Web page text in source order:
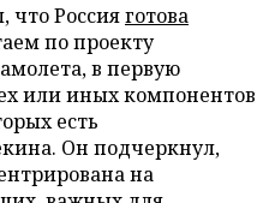
что Россияготова
по проекту
в первую
или иных компонентов
есть
Он подчеркнул,
на